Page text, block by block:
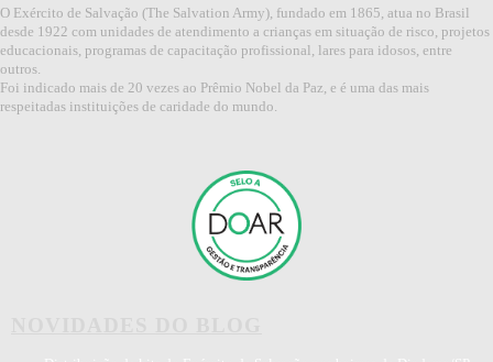
O Exército de Salvação (The Salvation Army), fundado em 1865, atua no Brasil
desde 1922 com unidades de atendimento a crianças em situação de risco, projetos
educacionais, programas de capacitação profissional, lares para idosos, entre
outros.
Foi indicado mais de 20 vezes ao Prêmio Nobel da Paz, e é uma das mais
respeitadas instituições de caridade do mundo.